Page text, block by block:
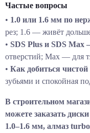
Частые вопросы
• 1.0 или 1.6 мм по
рез; 1.6 — живёт
• SDS Plus и SDS Max
отверстий; Max — для
• Как добиться
зубьями и спокойная
В строительном
можете заказать
1.0–1.6 мм, алмаз